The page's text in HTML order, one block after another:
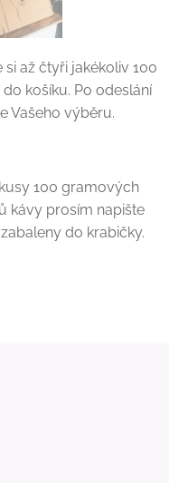
až čtyři jakékoliv 100
košíku. Po odeslání
Vašeho výběru.
100 gramových
kávy prosím napište
do krabičky.